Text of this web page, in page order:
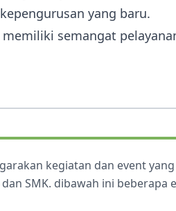
yang baru.
semangat
kegiatan dan event yang
SMK. dibawah ini beberapa